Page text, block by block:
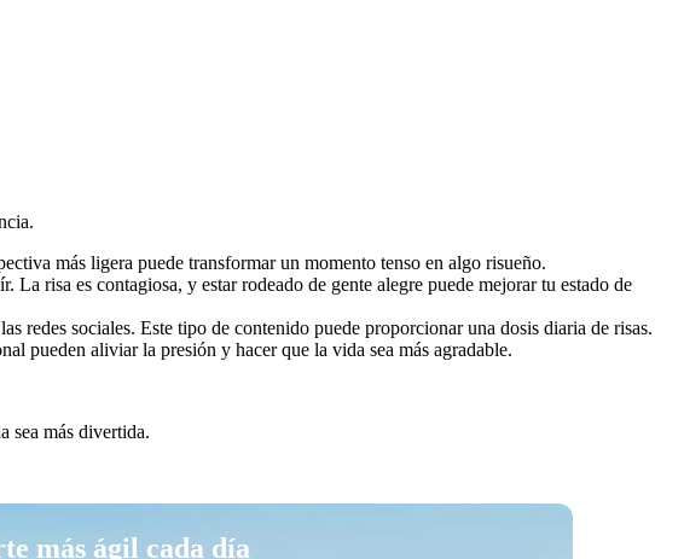
más ligera puede transformar un momento tenso en algo risueño.
risa es contagiosa, y estar rodeado de gente alegre puede mejorar tu estado de
redes sociales. Este tipo de contenido puede proporcionar una dosis diaria de risas.
pueden aliviar la presión y hacer que la vida sea más agradable.
sea más divertida.
más ágil cada día